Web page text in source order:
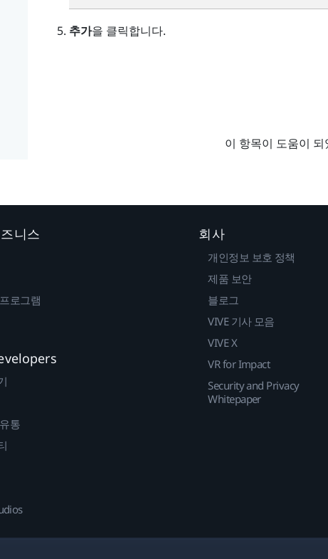
추가을 클릭합니다.
이 항목이 도움이 되
니스
로그램
통
회사
개인정보 보호 정책
제품 보안
블로그
VIVE 기사 모음
VIVE X
VR for Impact
Security and Privacy
Whitepaper